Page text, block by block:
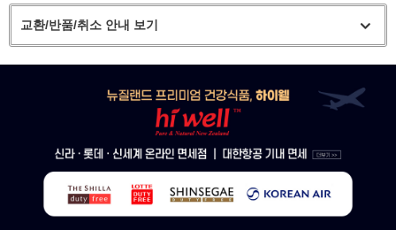
교환/반품/취소 안내 보기